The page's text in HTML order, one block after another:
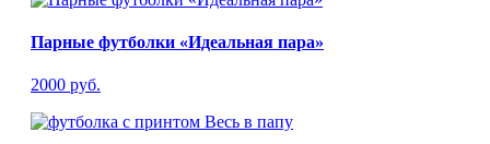
Парные футболки «Идеальная пара»
2000 руб.